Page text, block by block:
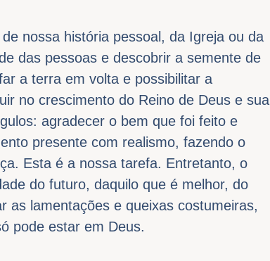
nossa história pessoal, da Igreja ou da
das pessoas e descobrir a semente de
a terra em volta e possibilitar a
no crescimento do Reino de Deus e sua
agradecer o bem que foi feito e
presente com realismo, fazendo o
Esta é a nossa tarefa. Entretanto, o
do futuro, daquilo que é melhor, do
as lamentações e queixas costumeiras,
pode estar em Deus.